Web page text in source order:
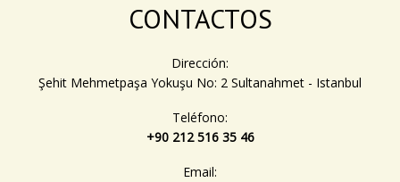
CONTACTOS
Dirección:
Şehit Mehmetpaşa Yokuşu No: 2 Sultanahmet - Istanbul
Teléfono:
+90 212 516 35 46
Email: